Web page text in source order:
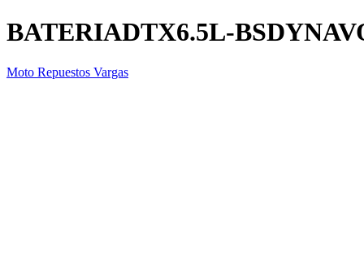
BATERIADTX6.5L-
Moto Repuestos Vargas